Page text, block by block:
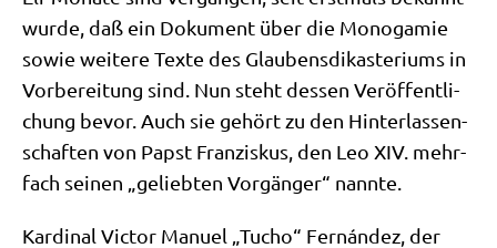
wur­de, daß ein Doku­ment über die Mono­ga­mie
sowie wei­te­re Tex­te des Glau­bens­dik­aste­ri­ums in
Vor­be­rei­tung sind. Nun steht des­sen Ver­öf­fent­li­
chung bevor. Auch sie gehört zu den Hin­ter­las­sen­
schaf­ten von Papst Fran­zis­kus, den Leo XIV. mehr­
fach sei­nen „gelieb­ten Vor­gän­ger“ nannte.
Kar­di­nal Vic­tor Manu­el „Tucho“ Fernán­dez, der